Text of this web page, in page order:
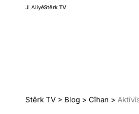
Ji AliyêStêrk TV
Stêrk TV > Blog > Cîhan >